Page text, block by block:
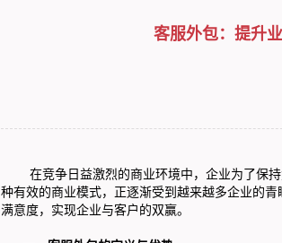
客服外包：提升
在竞争日益激烈的商业环境中，企业为了保持
种有效的商业模式，正逐渐受到越来越多企业的
满意度，实现企业与客户的双赢。